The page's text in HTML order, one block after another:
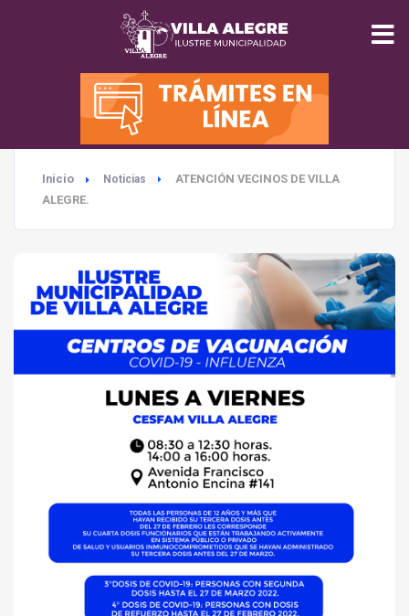
INICIO
MUNICIPALIDAD
SEGURIDAD
SALUD
TURISMO
MEDIO AMBIENTE
Inicio Noticias
ATENCIÓN VECINOS DE VILLA
ALEGRE.